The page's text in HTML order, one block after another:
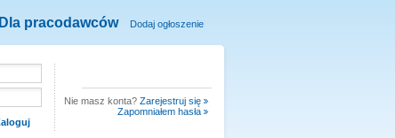
Dla pracodawców Dodaj ogłoszenie
Nie masz konta? Zarejestruj się
Zapomniałem hasła